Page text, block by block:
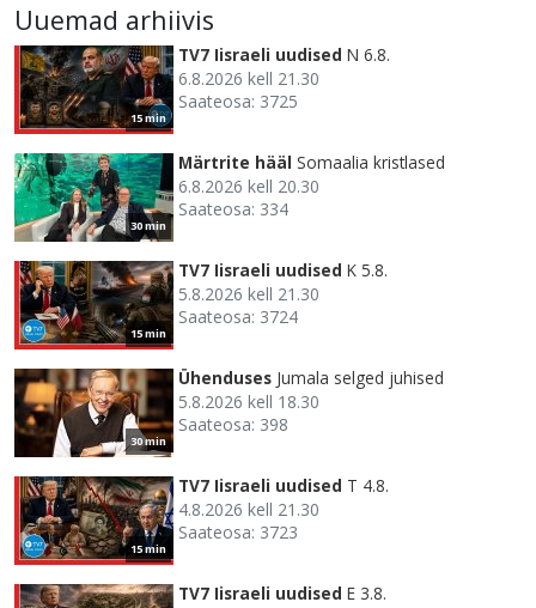
Uuemad arhiivis
15 min
TV7 Iisraeli uudised N 6.8.
6.8.2026 kell 21.30
Saateosa: 3725
30 min
Märtrite hääl Somaalia kristlased
6.8.2026 kell 20.30
Saateosa: 334
15 min
TV7 Iisraeli uudised K 5.8.
5.8.2026 kell 21.30
Saateosa: 3724
30 min
Ühenduses Jumala selged juhised
5.8.2026 kell 18.30
Saateosa: 398
15 min
TV7 Iisraeli uudised T 4.8.
4.8.2026 kell 21.30
Saateosa: 3723
TV7 Iisraeli uudised E 3.8.